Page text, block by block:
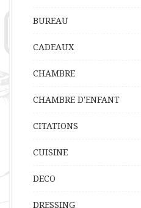
BUREAU
CADEAUX
CHAMBRE
CHAMBRE D'ENFANT
CITATIONS
CUISINE
DECO
DRESSING